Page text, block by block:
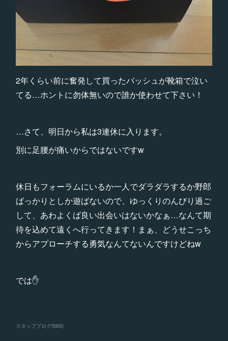
2年くらい前に奮発して買ったバッシュが靴箱で泣い
てる…ホントに勿体無いので誰か使わせて下さい！
…さて、明日から私は3連休に入ります。
別に足腰が痛いからではないですw
休日もフォーラムにいるか一人でダラダラするか野郎
ばっかりとしか遊ばないので、ゆっくりのんびり過ご
して、あわよくば良い出会いはないかなぁ…なんて期
待を込めて遠くへ行ってきます！まぁ、どうせこっち
からアプローチする勇気なんてないんですけどねw
では✋
スタッフブログ(565)